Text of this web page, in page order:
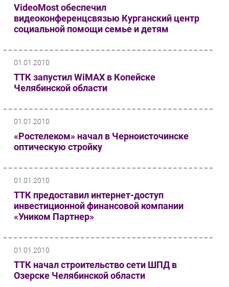
Маркетинг
Торговые сети
Оборудование
ПО
Outsourcing
Кадры
Регулирование
Web
Безопасность
Инновации
Гаджеты
Здоровье
РАЗДЕЛЫ
Интервью
VideoMost обеспечил
видеоконференцсвязью Курганский центр
социальной помощи семье и детям
01.01.2010
ТТК запустил WiMAX в Копейске
Челябинской области
01.01.2010
«Ростелеком» начал в Черноисточинске
оптическую стройку
01.01.2010
ТТК предоставил интернет-доступ
инвестиционной финансовой компании
«Уником Партнер»
01.01.2010
ТТК начал строительство сети ШПД в
Озерске Челябинской области